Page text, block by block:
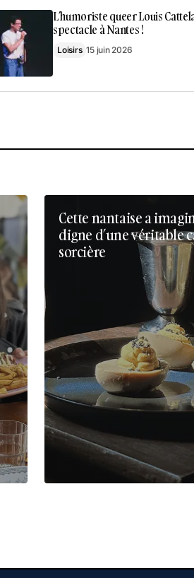
L’humoriste queer Louis
spectacle à Nantes !
Loisirs 15 juin 2026
Cette nantaise a
digne d’une véritable
sorcière